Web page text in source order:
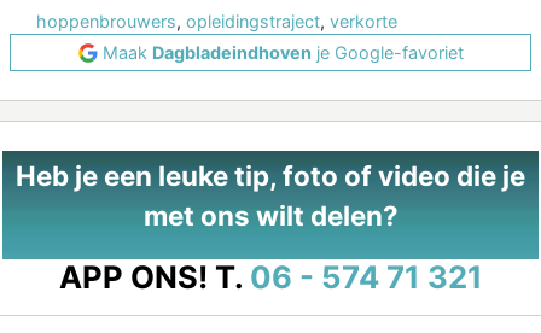
hoppenbrouwers, opleidingstraject, verkorte
Maak Dagbladeindhoven je Google-favoriet
Heb je een leuke tip, foto of video die je
met ons wilt delen?
APP ONS! T. 06 - 574 71 321